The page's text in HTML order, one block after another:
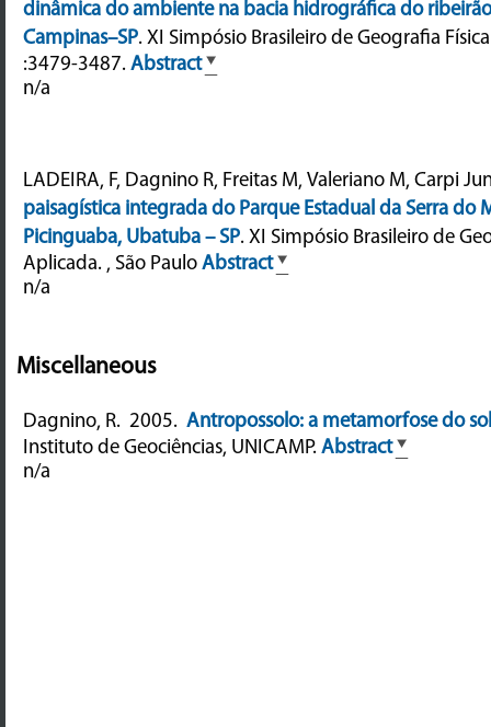
dinâmica do ambiente na bacia hidrográfica do
Campinas–SP.XI Simpósio Brasileiro de Geografia
:3479-3487.Abstract
n/a
LADEIRA, F, Dagnino R, Freitas M, Valeriano M, Carpi
paisagística integrada do Parque Estadual da Serra do
Picinguaba, Ubatuba – SP.XI Simpósio Brasileiro de
Aplicada. , São PauloAbstract
n/a
Miscellaneous
Dagnino, R.2005. Antropossolo: a metamorfose do
Instituto de Geociências, UNICAMP.Abstract
n/a